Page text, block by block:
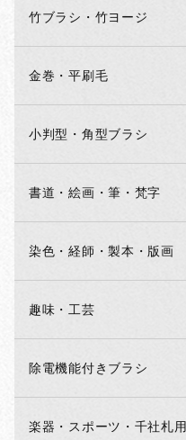
竹ブラシ・竹ヨージ
金巻・平刷毛
小判型・角型ブラシ
書道・絵画・筆・梵字
染色・経師・製本・版画
趣味・工芸
除電機能付きブラシ
楽器・スポーツ・千社札用